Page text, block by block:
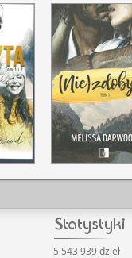
5 543 939 dzieł